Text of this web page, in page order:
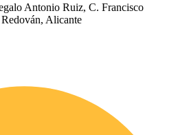
Antonio Ruiz, C. Francisco
Alicante